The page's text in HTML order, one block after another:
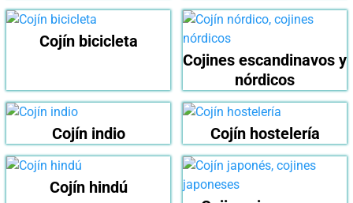
Cojín bicicleta
Cojines escandinavos y
nórdicos
Cojín indio Cojín hostelería
Cojín hindú